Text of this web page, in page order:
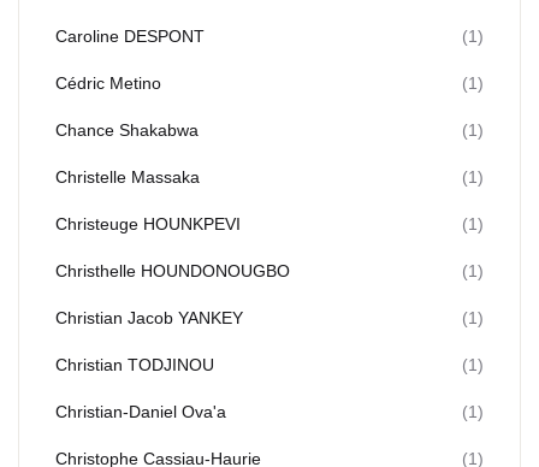
Caroline DESPONT (1)
Cédric Metino (1)
Chance Shakabwa (1)
Christelle Massaka (1)
Christeuge HOUNKPEVI (1)
Christhelle HOUNDONOUGBO (1)
Christian Jacob YANKEY (1)
Christian TODJINOU (1)
Christian-Daniel Ova'a (1)
Christophe Cassiau-Haurie (1)